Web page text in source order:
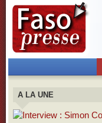
A LA UNE